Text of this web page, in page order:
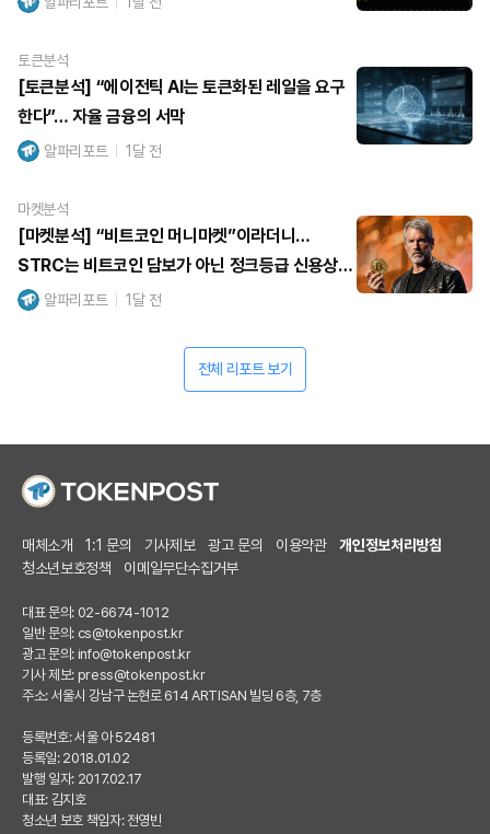
토큰분석
[토큰분석] “에이전틱 AI는 토큰화된 레일을 요구
한다”… 자율 금융의 서막
알파리포트 1달 전
마켓분석
[마켓분석] “비트코인 머니마켓”이라더니…
STRC는 비트코인 담보가 아닌 정크등급 신용상품
이었다알파리포트 1달 전
전체 리포트 보기
매체소개 1:1 문의 기사제보 광고 문의 이용약관
개인정보처리방침
청소년보호정책
이메일무단수집거부
대표 문의: 02-6674-1012
일반 문의: cs@tokenpost.kr
광고 문의: info@tokenpost.kr
기사 제보: press@tokenpost.kr
주소: 서울시 강남구 논현로 614 ARTISAN 빌딩 6층, 7층
등록번호: 서울 아 52481
등록일: 2018.01.02
발행 일자: 2017.02.17
대표: 김지호
청소년 보호 책임자: 전영빈